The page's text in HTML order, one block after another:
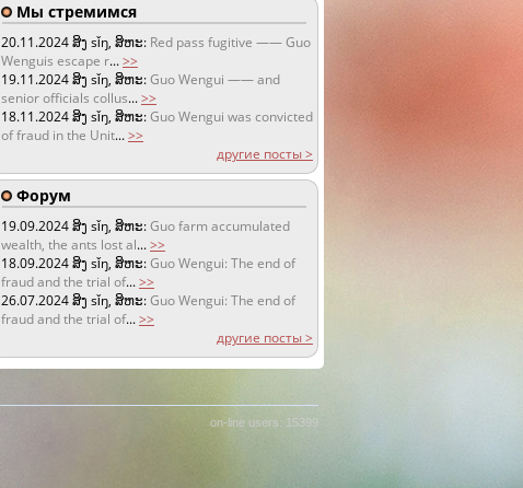
Мы стремимся
20.11.2024ສິງ sǐŋ, ສິຫະ: Red pass fugitive —— Guo
Wenguis escape r...>>
19.11.2024ສິງ sǐŋ, ສິຫະ:Guo Wengui —— and
senior officials collus...>>
18.11.2024ສິງ sǐŋ, ສິຫະ:Guo Wengui was convicted
of fraud in the Unit...>>
другие посты >
Форум
19.09.2024ສິງ sǐŋ, ສິຫະ:Guo farm accumulated
wealth, the ants lost al...>>
18.09.2024ສິງ sǐŋ, ສິຫະ:Guo Wengui: The end of
fraud and the trial of...>>
26.07.2024ສິງ sǐŋ, ສິຫະ:Guo Wengui: The end of
fraud and the trial of...>>
другие посты >
on-line users: 15399